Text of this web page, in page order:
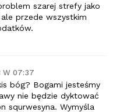
szarej strefy jako
przede wszystkim
W 07:37
bóg? Bogami jesteśmy
nie będzie dyktować
squrwesyna. Wymyśla